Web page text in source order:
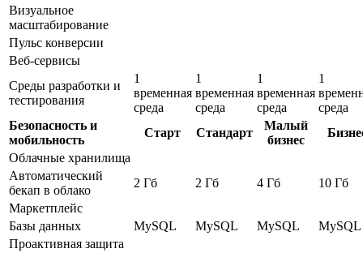
Визуальное
масштабирование
Пульс конверсии
Веб-сервисы
Среды разработки и
тестирования
1
временная
среда
1
временная
среда
1
временная
среда
1
среда
Безопасность и
мобильность
Старт Стандарт
Малый
бизнес
Облачные хранилища
Автоматический
бекап в облако
2 Гб 2 Гб 4 Гб
10 Гб
Маркетплейс
Базы данных
MySQL MySQL MySQL
MySQL
Проактивная защита